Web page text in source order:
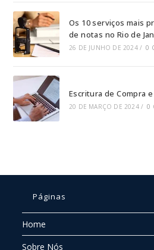
Os 10 serviços mais
de notas no Rio de
26 DE JUNHO DE 2024 / 0
Escritura de Compra
20 DE MARÇO DE 2024 / 0
Páginas
Home
Sobre Nós